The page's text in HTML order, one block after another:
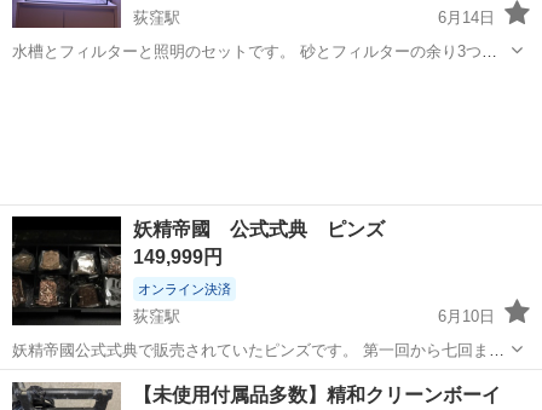
荻窪駅
6月14日
水槽とフィルターと照明のセットです。 砂とフィルターの余り3つも
妖精帝國 公式式典 ピンズ
149,999円
オンライン決済
荻窪駅
6月10日
妖精帝國公式式典で販売されていたピンズです。 第一回から七回まで
の全てが未使用で揃っています
東京 杉並区 荻窪駅 その他
【未使用付属品多数】精和クリーンボーイ